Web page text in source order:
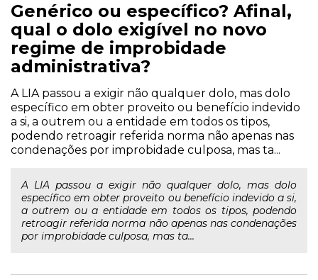
Genérico ou específico? Afinal,
qual o dolo exigível no novo
regime de improbidade
administrativa?
A LIA passou a exigir não qualquer dolo, mas dolo
específico em obter proveito ou benefício indevido
a si, a outrem ou a entidade em todos os tipos,
podendo retroagir referida norma não apenas nas
condenações por improbidade culposa, mas ta...
A LIA passou a exigir não qualquer dolo, mas dolo
específico em obter proveito ou benefício indevido a si,
a outrem ou a entidade em todos os tipos, podendo
retroagir referida norma não apenas nas condenações
por improbidade culposa, mas ta...